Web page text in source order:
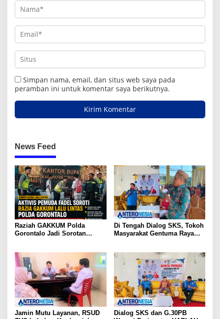
Simpan nama, email, dan situs web saya pada
peramban ini untuk komentar saya berikutnya.
News Feed
Raziah GAKKUM Polda
Gorontalo Jadi Sorotan
Di Tengah Dialog SKS, Tokoh
Masyarakat Gentuma Raya
Misteri
Jamin Mutu Layanan, RSUD
Dialog SKS dan G.30PB